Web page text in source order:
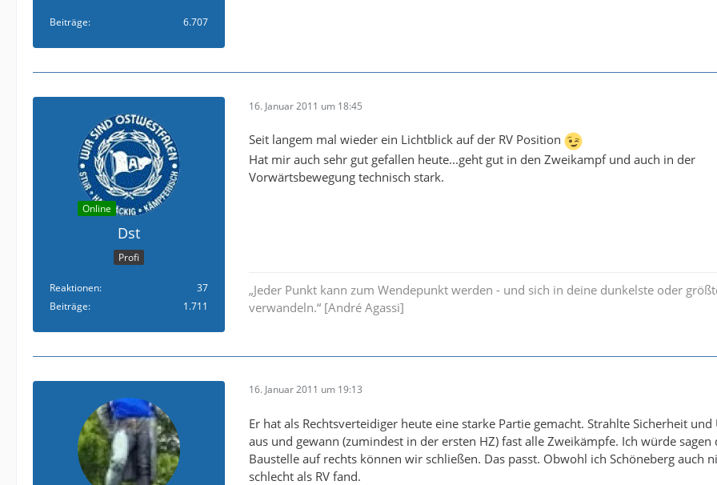
Beiträge 6.707
Online
Dst
Profi
Reaktionen
37
Beiträge
1.711
16. Januar 2011 um 18:45
Seit langem mal wieder ein Lichtblick auf der RV Position
Hat mir auch sehr gut gefallen heute...geht gut in den Zweikampf und auch in der
Vorwärtsbewegung technisch stark.
„Jeder Punkt kann zum Wendepunkt werden - und sich in deine dunkelste oder
verwandeln.“ [André Agassi]
16. Januar 2011 um 19:13
Er hat als Rechtsverteidiger heute eine starke Partie gemacht. Strahlte Sicherheit und
aus und gewann (zumindest in der ersten HZ) fast alle Zweikämpfe. Ich würde sagen
Baustelle auf rechts können wir schließen. Das passt. Obwohl ich Schöneberg auch
schlecht als RV fand.